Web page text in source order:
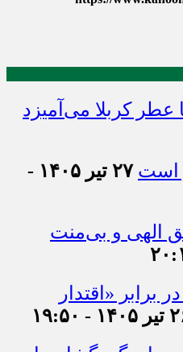
کربلا می‌آمیزد
است
۲۷ تیر ۱۴۰۵ -
الهی و بی‌منت
برابر «اقتدار
- ۱۹:۵۰